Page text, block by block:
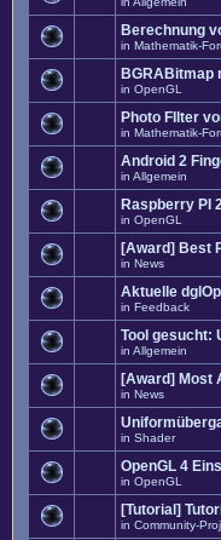
Berechnung
in Mathematik-
BGRABitmap
in OpenGL
Photo FIlter
in Mathematik-
Android 2
in Allgemein
Raspberry PI
in OpenGL
[Award] Best
in News
Aktuelle
in Feedback
Tool gesucht:
in Allgemein
[Award] Most
in News
in Shader
OpenGL 4
in OpenGL
[Tutorial]
in Community-